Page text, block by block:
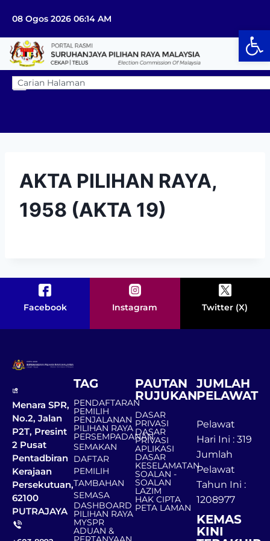
08 Ogos 2026 06:14 AM
AKTA PILIHAN RAYA,
1958 (AKTA 19)
Facebook Instagram Twitter (X)
Menara SPR,
No.2, Jalan
P2T, Presint
2 Pusat
Pentadbiran
Kerajaan
Persekutuan,
62100
PUTRAJAYA
TAG
PENDAFTARAN
PEMILIH
PENJALANAN
PILIHAN RAYA
PERSEMPADANAN
SEMAKAN
DAFTAR
PEMILIH
TAMBAHAN
SEMASA
DASHBOARD
PILIHAN RAYA
MYSPR
ADUAN &
PAUTAN
RUJUKAN
DASAR
PRIVASI
DASAR
PRIVASI
APLIKASI
DASAR
KESELAMATAN
SOALAN -
SOALAN
LAZIM
HAK CIPTA
PETA LAMAN
JUMLAH
PELAWAT
Pelawat
Hari Ini : 319
Jumlah
Pelawat
Tahun Ini :
1208977
KEMAS
KINI